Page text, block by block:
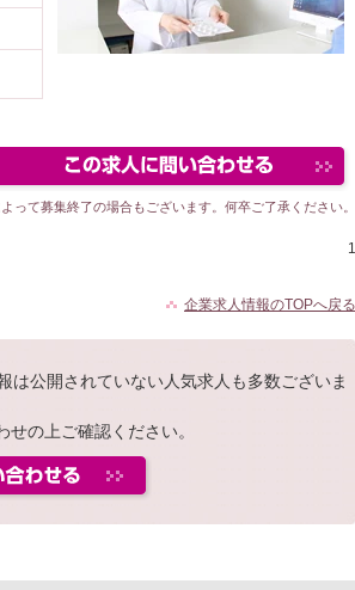
って募集終了の場合もございます。何卒ご了承ください。
1
企業求人情報のTOPへ戻る
公開されていない人気求人も多数ございま
の上ご確認ください。